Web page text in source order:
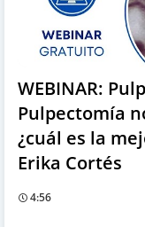
WEBINAR:
Pulpectomía
¿cuál es la
Erika Cortés
4:56